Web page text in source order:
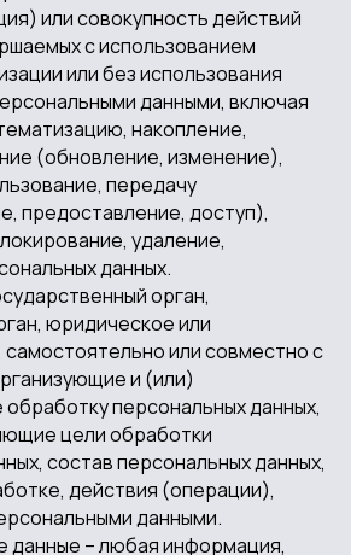
или совокупность действий
с использованием
или без использования
данными, включая
накопление,
(обновление, изменение),
передачу
предоставление, доступ),
удаление,
данных.
орган,
юридическое или
или совместно с
и (или)
персональных данных,
цели обработки
состав персональных данных,
действия (операции),
данными.
данные – любая информация,